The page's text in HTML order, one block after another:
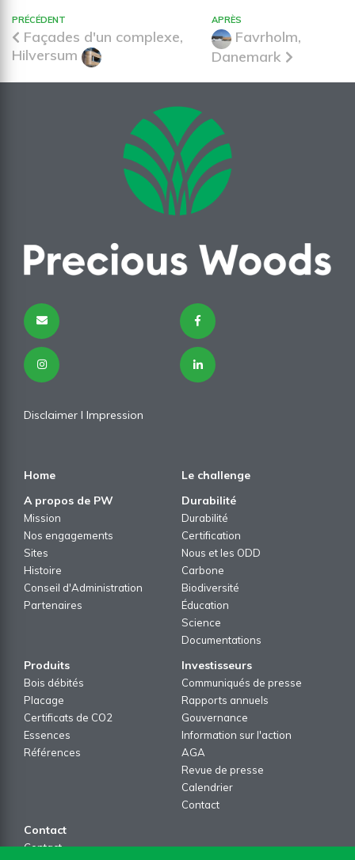
PRÉCÉDENT
Façades d'un complexe,
Hilversum
APRÈS
Favrholm,
Danemark
Disclaimer I Impression
Home
Le challenge
A propos de PW
Mission
Nos engagements
Sites
Histoire
Conseil d'Administration
Partenaires
Durabilité
Durabilité
Certification
Nous et les ODD
Carbone
Biodiversité
Éducation
Science
Documentations
Produits
Bois débités
Placage
Certificats de CO2
Essences
Références
Investisseurs
Communiqués de presse
Rapports annuels
Gouvernance
Information sur l'action
AGA
Revue de presse
Calendrier
Contact
Contact
Contact